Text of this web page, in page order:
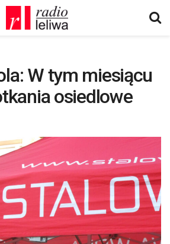
W tym miesiącu
osiedlowe